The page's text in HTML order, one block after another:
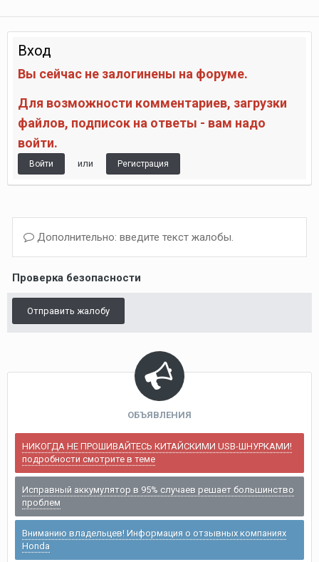
Вход
Вы сейчас не залогинены на форуме.
Для возможности комментариев, загрузки
файлов, подписок на ответы - вам надо
войти.
Войти или Регистрация
Дополнительно: введите текст жалобы.
Проверка безопасности
Отправить жалобу
ОБЪЯВЛЕНИЯ
НИКОГДА НЕ ПРОШИВАЙТЕСЬ КИТАЙСКИМИ USB-ШНУРКАМИ!
подробности смотрите в теме
Исправный аккумулятор в 95% случаев решает большинство
проблем
Вниманию владельцев! Информация о отзывных компаниях
Honda